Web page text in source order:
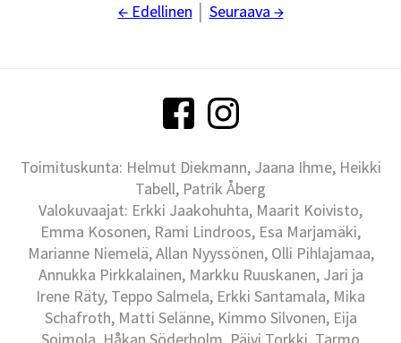
← Edellinen Seuraava →
Toimituskunta: Helmut Diekmann, Jaana Ihme, Heikki
Tabell, Patrik Åberg
Valokuvaajat: Erkki Jaakohuhta, Maarit Koivisto,
Emma Kosonen, Rami Lindroos, Esa Marjamäki,
Marianne Niemelä, Allan Nyyssönen, Olli Pihlajamaa,
Annukka Pirkkalainen, Markku Ruuskanen, Jari ja
Irene Räty, Teppo Salmela, Erkki Santamala, Mika
Schafroth, Matti Selänne, Kimmo Silvonen, Eija